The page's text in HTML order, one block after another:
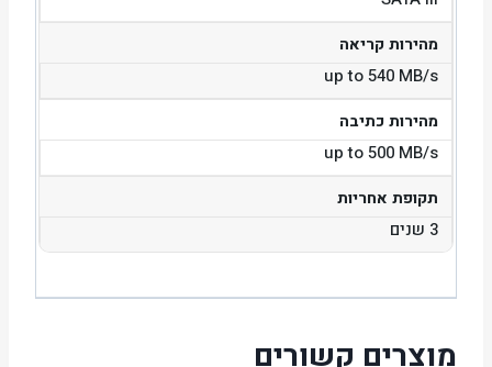
מהירות קריאה
up to 540 MB/s
מהירות כתיבה
up to 500 MB/s
תקופת אחריות
3 שנים
מוצרים קשורים